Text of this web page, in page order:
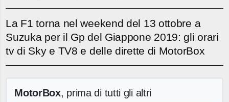
La F1 torna nel weekend del 13 ottobre a
Suzuka per il Gp del Giappone 2019: gli orari
tv di Sky e TV8 e delle dirette di MotorBox
MotorBox, prima di tutti gli altri